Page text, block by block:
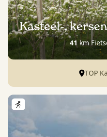
Kasteel-,
41 km
TOP